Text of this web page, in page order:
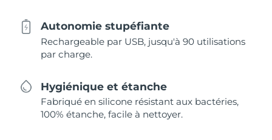
Autonomie stupéfiante
Rechargeable par USB, jusqu'à 90 utilisations
par charge.
Hygiénique et étanche
Fabriqué en silicone résistant aux bactéries,
100% étanche, facile à nettoyer.